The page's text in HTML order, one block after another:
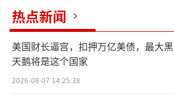
热点新闻
美国财长逼宫，扣押万亿美债，最大黑
天鹅将是这个国家
2026-08-07 14:25:38